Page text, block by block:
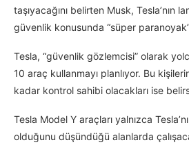
taşıyacağını belirten Musk, Tesla’nın
güvenlik konusunda “süper
Tesla, “güvenlik gözlemcisi” olarak
10 araç kullanmayı planlıyor. Bu
kadar kontrol sahibi olacakları ise
Tesla Model Y araçları yalnızca
olduğunu düşündüğü alanlarda